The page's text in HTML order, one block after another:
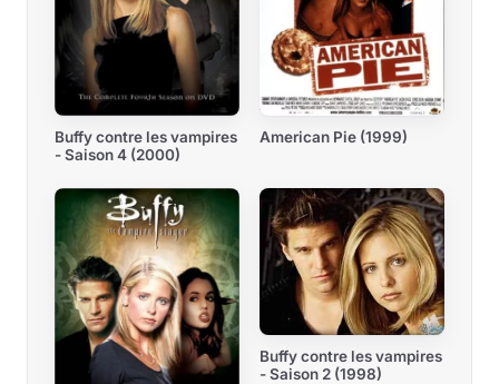
Buffy contre les vampires
- Saison 4 (2000)
American Pie (1999)
Buffy contre les vampires
- Saison 2 (1998)